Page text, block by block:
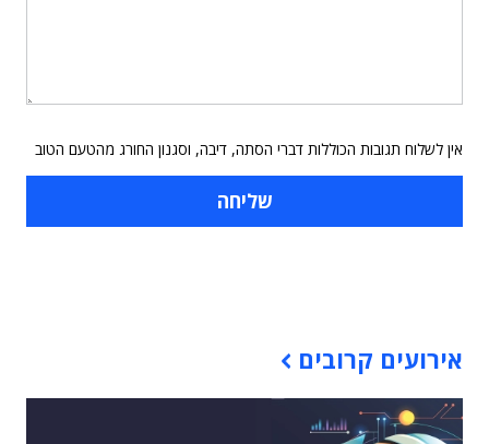
אין לשלוח תגובות הכוללות דברי הסתה, דיבה, וסגנון החורג מהטעם הטוב
אירועים קרובים